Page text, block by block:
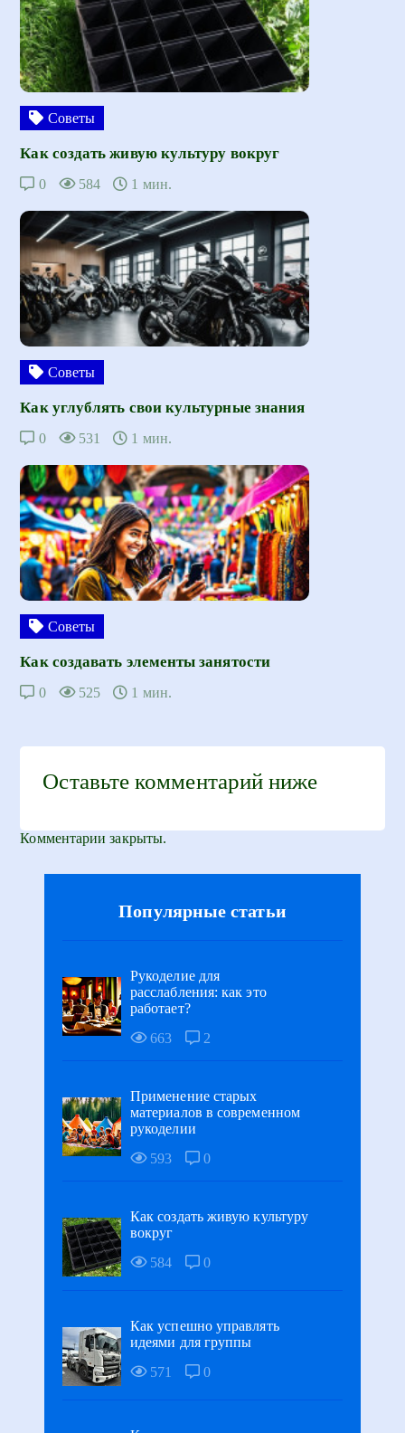
Советы
Как создать живую культуру вокруг
0 584 1 мин.
Советы
Как углублять свои культурные знания
0 531 1 мин.
Советы
Как создавать элементы занятости
0 525 1 мин.
Оставьте комментарий ниже
Комментарии закрыты.
Популярные статьи
Рукоделие для
расслабления: как это
работает?
663
2
Применение старых
материалов в современном
рукоделии
593
0
Как создать живую культуру
вокруг
584
0
Как успешно управлять
идеями для группы
571
0